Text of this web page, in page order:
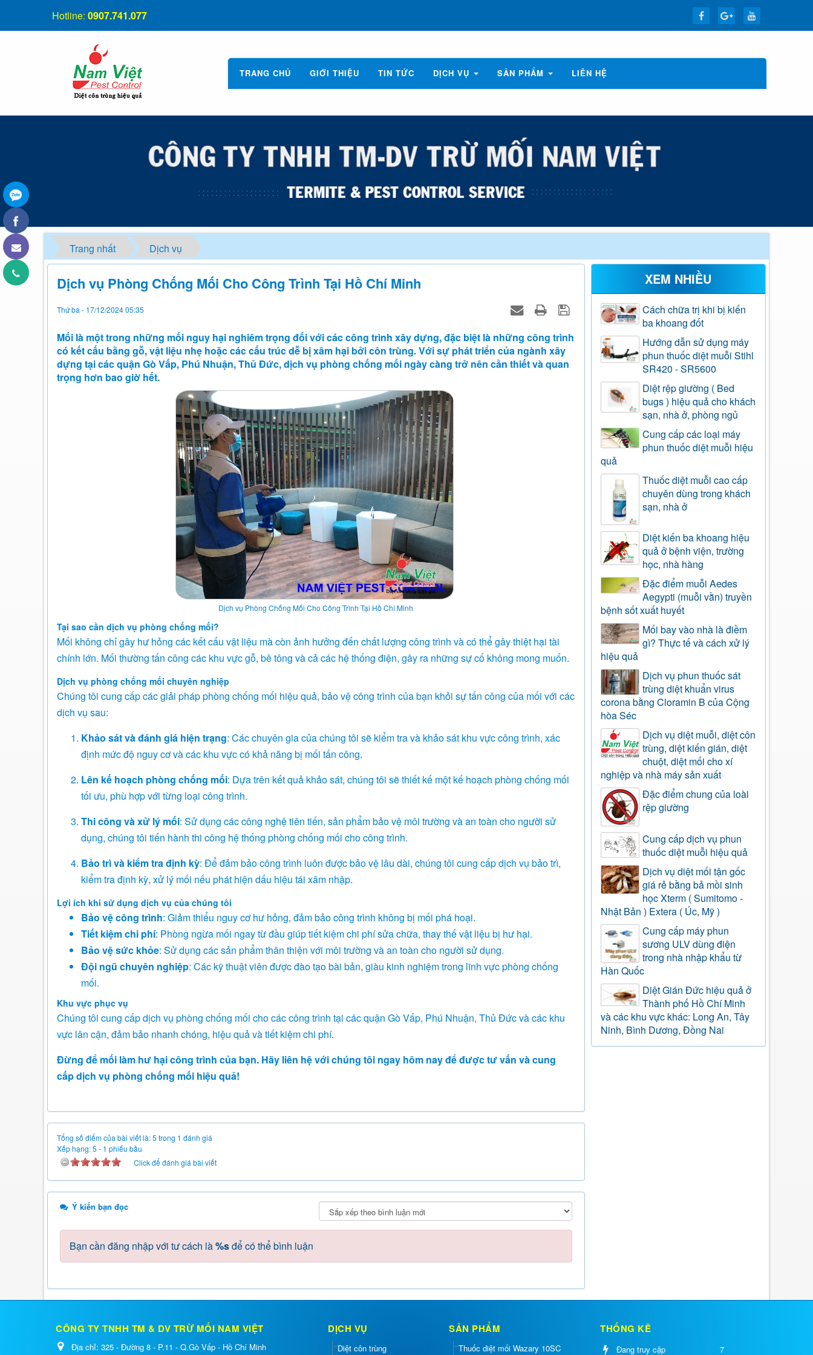
TRANG CHỦ GIỚI THIỆU TIN TỨC DỊCH VỤ SẢN PHẨM LIÊN HỆ
Hotline: 0907.741.077
Trang nhất Dịch vụ
Dịch vụ Phòng Chống Mối Cho Công Trình Tại Hồ Chí Minh
Thứ ba - 17/12/2024 05:35
Mối là một trong những mối nguy hại nghiêm trọng đối với các công trình xây dựng, đặc biệt là những công trình
có kết cấu bằng gỗ, vật liệu nhẹ hoặc các cấu trúc dễ bị xâm hại bởi côn trùng. Với sự phát triển của ngành xây
dựng tại các quận Gò Vấp, Phú Nhuận, Thủ Đức, dịch vụ phòng chống mối ngày càng trở nên cần thiết và quan
trọng hơn bao giờ hết.
Dịch vụ Phòng Chống Mối Cho Công Trình Tại Hồ Chí Minh
Tại sao cần dịch vụ phòng chống mối?
Mối không chỉ gây hư hỏng các kết cấu vật liệu mà còn ảnh hưởng đến chất lượng công trình và có thể gây thiệt hại tài
chính lớn. Mối thường tấn công các khu vực gỗ, bê tông và cả các hệ thống điện, gây ra những sự cố không mong muốn.
Dịch vụ phòng chống mối chuyên nghiệp
Chúng tôi cung cấp các giải pháp phòng chống mối hiệu quả, bảo vệ công trình của bạn khỏi sự tấn công của mối với các
dịch vụ sau:
Khảo sát và đánh giá hiện trạng: Các chuyên gia của chúng tôi sẽ kiểm tra và khảo sát khu vực công trình, xác
định mức độ nguy cơ và các khu vực có khả năng bị mối tấn công.
Lên kế hoạch phòng chống mối: Dựa trên kết quả khảo sát, chúng tôi sẽ thiết kế một kế hoạch phòng chống mối
tối ưu, phù hợp với từng loại công trình.
Thi công và xử lý mối: Sử dụng các công nghệ tiên tiến, sản phẩm bảo vệ môi trường và an toàn cho người sử
dụng, chúng tôi tiến hành thi công hệ thống phòng chống mối cho công trình.
Bảo trì và kiểm tra định kỳ: Để đảm bảo công trình luôn được bảo vệ lâu dài, chúng tôi cung cấp dịch vụ bảo trì,
kiểm tra định kỳ, xử lý mối nếu phát hiện dấu hiệu tái xâm nhập.
Lợi ích khi sử dụng dịch vụ của chúng tôi
Bảo vệ công trình: Giảm thiểu nguy cơ hư hỏng, đảm bảo công trình không bị mối phá hoại.
Tiết kiệm chi phí: Phòng ngừa mối ngay từ đầu giúp tiết kiệm chi phí sửa chữa, thay thế vật liệu bị hư hại.
Bảo vệ sức khỏe: Sử dụng các sản phẩm thân thiện với môi trường và an toàn cho người sử dụng.
Đội ngũ chuyên nghiệp: Các kỹ thuật viên được đào tạo bài bản, giàu kinh nghiệm trong lĩnh vực phòng chống
mối.
Khu vực phục vụ
Chúng tôi cung cấp dịch vụ phòng chống mối cho các công trình tại các quận Gò Vấp, Phú Nhuận, Thủ Đức và các khu
vực lân cận, đảm bảo nhanh chóng, hiệu quả và tiết kiệm chi phí.
Đừng để mối làm hư hại công trình của bạn. Hãy liên hệ với chúng tôi ngay hôm nay để được tư vấn và cung
cấp dịch vụ phòng chống mối hiệu quả!
Tổng số điểm của bài viết là: 5 trong 1 đánh giá
Xếp hạng:5 - 1 phiếu bầu
Click để đánh giá bài viết
Ý kiến bạn đọc
Bạn cần đăng nhập với tư cách là%sđể có thể bình luận
XEM NHIỀU
Cách chữa trị khi bị kiến
ba khoang đốt
Hướng dẫn sử dụng máy
phun thuốc diệt muỗi Stihl
SR420 - SR5600
Diệt rệp giường ( Bed
bugs ) hiệu quả cho khách
sạn, nhà ở, phòng ngủ
Cung cấp các loại máy
phun thuốc diệt muỗi hiệu
quả
Thuốc diệt muỗi cao cấp
chuyên dùng trong khách
sạn, nhà ở
Diệt kiến ba khoang hiệu
quả ở bệnh viện, trường
học, nhà hàng
Đặc điểm muỗi Aedes
Aegypti (muỗi vằn) truyền
bệnh sốt xuất huyết
Mối bay vào nhà là điềm
gì? Thực tế và cách xử lý
hiệu quả
Dịch vụ phun thuốc sát
trùng diệt khuẩn virus
corona bằng Cloramin B của Cộng
hòa Séc
Dịch vụ diệt muỗi, diệt côn
trùng, diệt kiến gián, diệt
chuột, diệt mối cho xí
nghiệp và nhà máy sản xuất
Đặc điểm chung của loài
rệp giường
Cung cấp dịch vụ phun
thuốc diệt muỗi hiệu quả
Dịch vụ diệt mối tận gốc
giá rẻ bằng bả mồi sinh
học Xterm ( Sumitomo -
Nhật Bản ) Extera ( Úc, Mỹ )
Cung cấp máy phun
sương ULV dùng điện
trong nhà nhập khẩu từ
Hàn Quốc
Diệt Gián Đức hiệu quả ở
Thành phố Hồ Chí Minh
và các khu vực khác: Long An, Tây
Ninh, Bình Dương, Đồng Nai
CÔNG TY TNHH TM & DV TRỪ MỐI NAM VIỆT
Địa chỉ: 325 - Đường 8 - P.11 - Q.Gò Vấp - Hồ Chí Minh
DỊCH VỤ
Diệt côn trùng
SẢN PHẨM
Thuốc diệt mối Wazary 10SC
THỐNG KÊ
Đang truy cập 7